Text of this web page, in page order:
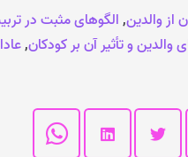
از والدین,الگوهای مثبت در
والدین و تأثیر آن بر کودکان,